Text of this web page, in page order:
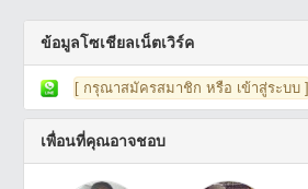
ข้อมูลโซเชียลเน็ตเวิร์ค
[ กรุณาสมัครสมาชิก หรือ เข้าสู่ระบบ ]
เพื่อนที่คุณอาจชอบ